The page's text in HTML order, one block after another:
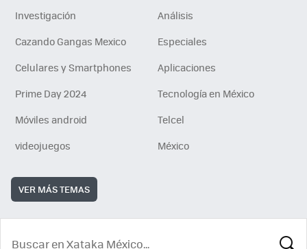
Investigación
Análisis
Cazando Gangas Mexico
Especiales
Celulares y Smartphones
Aplicaciones
Prime Day 2024
Tecnología en México
Móviles android
Telcel
videojuegos
México
VER MÁS TEMAS